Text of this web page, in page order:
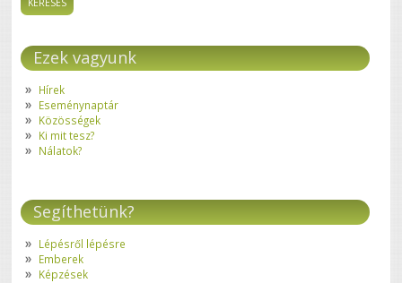
Ezek vagyunk
Hírek
Eseménynaptár
Közösségek
Ki mit tesz?
Nálatok?
Segíthetünk?
Lépésről lépésre
Emberek
Képzések